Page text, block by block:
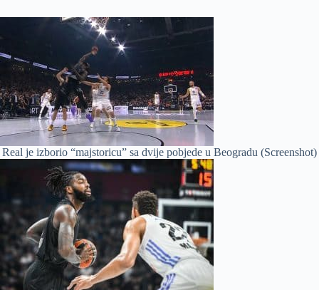
Real je izborio “majstoricu” sa dvije pobjede u Beogradu (Screenshot)